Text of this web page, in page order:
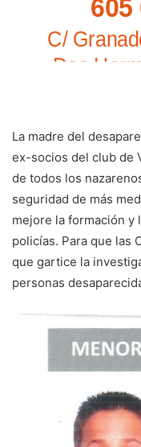
La madre del
ex-socios del club de
de todos los
seguridad de más
mejore la formación y
policías. Para que las
que gartice la
personas